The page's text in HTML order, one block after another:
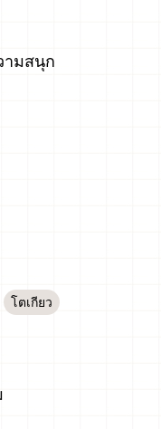
ามสนุก
โตเกียว